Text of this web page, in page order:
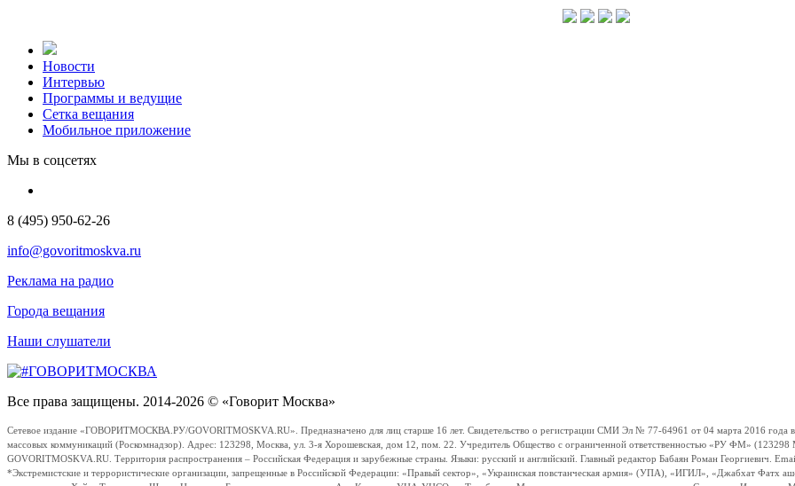
Новости
Интервью
Программы и ведущие
Сетка вещания
Мобильное приложение
Мы в соцсетях
8 (495) 950-62-26
info@govoritmoskva.ru
Реклама на радио
Города вещания
Наши слушатели
Все права защищены. 2014-2026 © «Говорит Москва»
Сетевое издание «ГОВОРИТМОСКВА.РУ/GOVORITMOSKVA.RU». Предназначено для лиц старше 16 лет. Свидетельство о регистрации СМИ Эл № 77-64961 от 04 марта 2016 года
массовых коммуникаций (Роскомнадзор). Адрес: 123298, Москва, ул. 3-я Хорошевская, дом 12, пом. 22. Учредитель Общество с ограниченной ответственностью «РУ ФМ»
GOVORITMOSKVA.RU. Территория распространения – Российская Федерация и зарубежные страны. Языки: русский и английский. Главный редактор Бабаян Роман Георгиевич.
*Экстремистские и террористические организации, запрещенные в Российской Федерации: «Правый сектор», «Украинская повстанческая армия» (УПА), «ИГИЛ», «Джабхат